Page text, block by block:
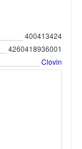
400413424
4260418936001
Clovin